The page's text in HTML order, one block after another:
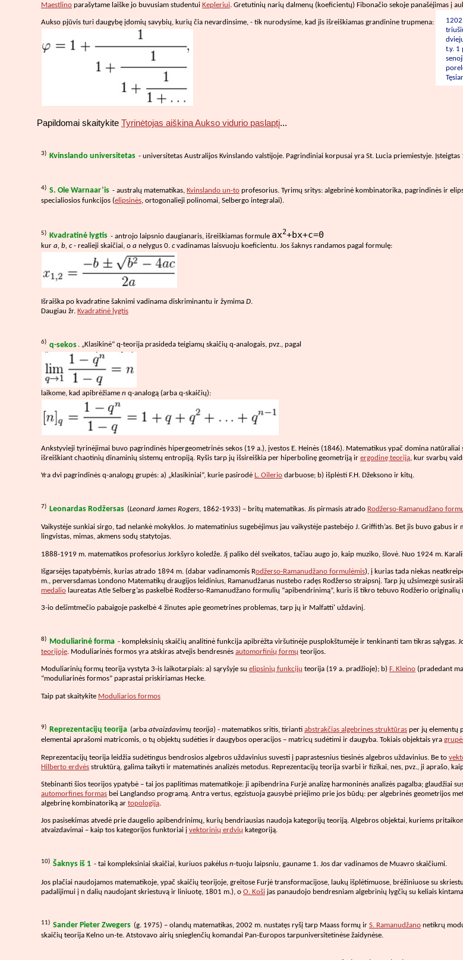
Maestlino parašytame laiške jo buvusiam studentui Kepleriui. Gretutinių narių dalmenų (koeficientų) Fibonačio sekoje panašėjimas į
t.y. 1
Aukso pjūvis turi daugybę įdomių savybių, kurių čia nevardinsime, - tik nurodysime, kad jis išreiškiamas grandinine trupmena:
Papildomai skaitykite Tyrinėtojas aiškina Aukso vidurio paslaptį...
3) Kvinslando universitetas - universitetas Australijos Kvinslando valstijoje. Pagrindiniai korpusai yra St. Lucia priemiestyje.
4) S. Ole Warnaar’is - australų matematikas, Kvinslando un-to profesorius. Tyrimų sritys: algebrinė kombinatorika, pagrindinės ir
specialiosios funkcijos (elipsinės, ortogonalieji polinomai, Selbergo integralai).
5) Kvadratinė lygtis - antrojo laipsnio daugianaris, išreiškiamas formule ax2+bx+c=0
kur a, b, c- realieji skaičiai, o a nelygus 0. cvadinamas laisvuoju koeficientu. Jos šaknys randamos pagal formulę:
Išraiška po kvadratine šaknimi vadinama diskriminantu ir žymima D.
Daugiau žr. Kvadratinė lygtis
6) q-sekos . „Klasikinė“ q-teorija prasideda teigiamų skaičių q-analogais, pvz., pagal
laikome, kad apibrėžiame n q-analogą (arba q-skaičių):
Ankstyvieji tyrinėjimai buvo pagrindinės hipergeometrinės sekos (19 a.), įvestos E. Heinės (1846). Matematikus ypač domina
išreiškiant chaotinių dinaminių sistemų entropiją. Ryšis tarp jų išsireiškia per hiperbolinę geometriją ir ergodinę teoriją, kur svarbų
Yra dvi pagrindinės q-analogų grupės: a) „klasikiniai“, kurie pasirodė L. Oilerio darbuose; b) išplėsti F.H. Džeksono ir kitų.
7) Leonardas Rodžersas (Leonard James Rogers, 1862-1933) – britų matematikas. Jis pirmasis atrado Rodžerso-Ramanudžano
Vaikystėje sunkiai sirgo, tad nelankė mokyklos. Jo matematinius sugebėjimus jau vaikystėje pastebėjo J. Griffith’as. Bet jis buvo
lingvistas, mimas, akmens sodų statytojas.
1888-1919 m. matematikos profesorius Jorkšyro koledže. Jį paliko dėl sveikatos, tačiau augo jo, kaip muziko, šlovė. Nuo 1924 m.
Išgarsėjęs tapatybėmis, kurias atrado 1894 m. (dabar vadinamomis Rodžerso-Ramanudžano formulėmis), į kurias tada niekas
m., perversdamas Londono Matematikų draugijos leidinius, Ramanudžanas nustebo radęs Rodžerso straipsnį. Tarp jų užsimezgė
medalio laureatas Atle Selberg’as paskelbė Rodžerso-Ramanudžano formulių “apibendrinimą”, kuris iš tikro tebuvo Rodžerio
3-io dešimtmečio pabaigoje paskelbė 4 žinutes apie geometrines problemas, tarp jų ir Malfatti' uždavinį.
8) Moduliarinė forma - kompleksinių skaičių analitinė funkcija apibrėžta viršutinėje pusplokštumėje ir tenkinanti tam tikras
teorijoje. Moduliarinės formos yra atskiras atvejis bendresnės automorfinių formų teorijos.
Moduliarinių formų teorija vystyta 3-is laikotarpiais: a) sąryšyje su elipsinių funkcijų teorija (19 a. pradžioje); b) F. Kleino (pradedant
“moduliarinės formos” paprastai priskiriamas Hecke.
Taip pat skaitykite Moduliarios formos
9) Reprezentacijų teorija (arba atvaizdavimų teorija) - matematikos sritis, tirianti abstrakčias algebrines struktūras per jų elementų
elementai aprašomi matricomis, o tų objektų sudėties ir daugybos operacijos – matricų sudėtimi ir daugyba. Tokiais objektais yra
Reprezentacijų teorija leidžia sudėtingus bendrosios algebros uždavinius suvesti į paprastesnius tiesinės algebros uždavinius. Be to
Hilberto erdvės struktūrą, galima taikyti ir matematinės analizės metodus. Reprezentacijų teorija svarbi ir fizikai, nes, pvz., ji aprašo,
Stebinanti šios teorijos ypatybė – tai jos paplitimas matematikoje: ji apibendrina Furjė analizę harmoninės analizės pagalba; glaudžiai
automorfines formas bei Langlandso programą. Antra vertus, egzistuoja gausybė priėjimo prie jos būdų: per algebrinės geometrijos
algebrinę kombinatoriką ar topologiją.
Jos pasisekimas atvedė prie daugelio apibendrinimų, kurių bendriausias naudoja kategorijų teoriją. Algebros objektai, kuriems
atvaizdavimai – kaip tos kategorijos funktoriai į vektorinių erdvių kategoriją.
10) Šaknys iš 1 - tai kompleksiniai skaičiai, kuriuos pakėlus n-tuoju laipsniu, gauname 1. Jos dar vadinamos de Muavro skaičiumi.
Jos plačiai naudojamos matematikoje, ypač skaičių teorijoje, greitose Furjė transformacijose, laukų išplėtimuose, brėžiniuose su
padalijimui į n dalių naudojant skriestuvą ir liniuotę, 1801 m.), o O. Koši jas panaudojo bendresniam algebrinių lygčių su keliais
11) Sander Pieter Zwegers (g. 1975) – olandų matematikas, 2002 m. nustatęs ryšį tarp Maass formų ir S. Ramanudžano netikrų
skaičių teorija Kelno un-te. Atstovavo airių snieglenčių komandai Pan-Europos tarpuniversitetinėse žaidynėse.